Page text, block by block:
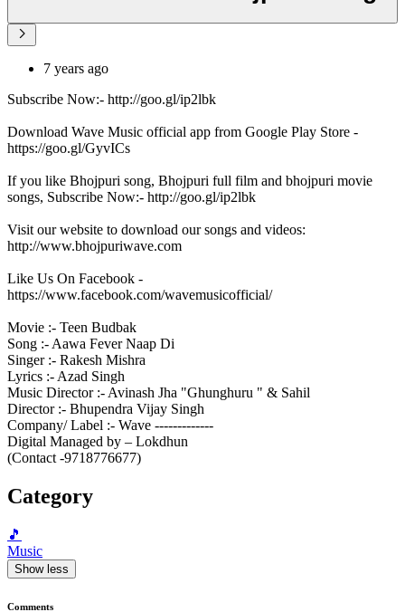
7 years ago
Subscribe Now:- http://goo.gl/ip2lbk
Download Wave Music official app from Google Play Store -
https://goo.gl/GyvICs
If you like Bhojpuri song, Bhojpuri full film and bhojpuri movie
songs, Subscribe Now:- http://goo.gl/ip2lbk
Visit our website to download our songs and videos:
http://www.bhojpuriwave.com
Like Us On Facebook -
https://www.facebook.com/wavemusicofficial/
Movie :- Teen Budbak
Song :- Aawa Fever Naap Di
Singer :- Rakesh Mishra
Lyrics :- Azad Singh
Music Director :- Avinash Jha "Ghunghuru " & Sahil
Director :- Bhupendra Vijay Singh
Company/ Label :- Wave -------------
Digital Managed by – Lokdhun
(Contact -9718776677)
Category
🎵
Music
Show less
Comments